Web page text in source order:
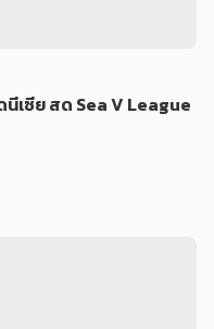
เซีย สด Sea V League